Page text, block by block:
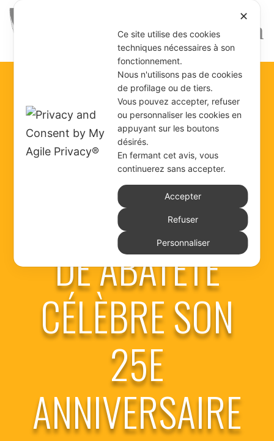
LE COLLÈGE DES
SŒURS
DOMINICAINES
DE ABATETE
CÉLÈBRE SON
25E
ANNIVERSAIRE
✕
Ce site utilise des cookies
techniques nécessaires à son
fonctionnement.
Nous n'utilisons pas de cookies
de profilage ou de tiers.
Vous pouvez accepter, refuser
ou personnaliser les cookies en
appuyant sur les boutons
désirés.
En fermant cet avis, vous
continuerez sans accepter.
Accepter
Refuser
Personnaliser